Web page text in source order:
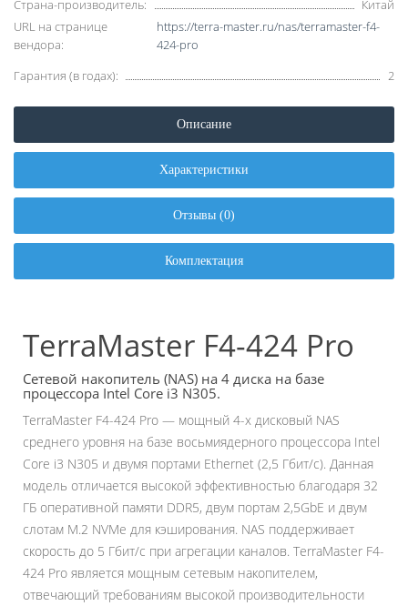
Страна-производитель:
Китай
URL на странице
вендора:
https://terra-master.ru/nas/terramaster-f4-
424-pro
Гарантия (в годах):
2
Описание
Характеристики
Отзывы (0)
Комплектация
TerraMaster F4-424 Pro
Сетевой накопитель (NAS) на 4 диска на базе
процессора Intel Core i3 N305.
TerraMaster F4-424 Pro — мощный 4-х дисковый NAS
среднего уровня на базе восьмиядерного процессора Intel
Core i3 N305 и двумя портами Ethernet (2,5 Гбит/с). Данная
модель отличается высокой эффективностью благодаря 32
ГБ оперативной памяти DDR5, двум портам 2,5GbE и двум
слотам M.2 NVMe для кэширования. NAS поддерживает
скорость до 5 Гбит/с при агрегации каналов. TerraMaster F4-
424 Pro является мощным сетевым накопителем,
отвечающий требованиям высокой производительности